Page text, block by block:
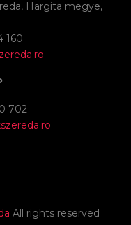
Hargita megye,
160
702
All rights reserved